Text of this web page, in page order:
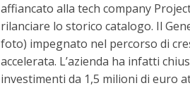
affiancato alla tech company
rilanciare lo storico catalogo. Il
foto) impegnato nel percorso di
accelerata. L’azienda ha infatti
investimenti da 1,5 milioni di euro